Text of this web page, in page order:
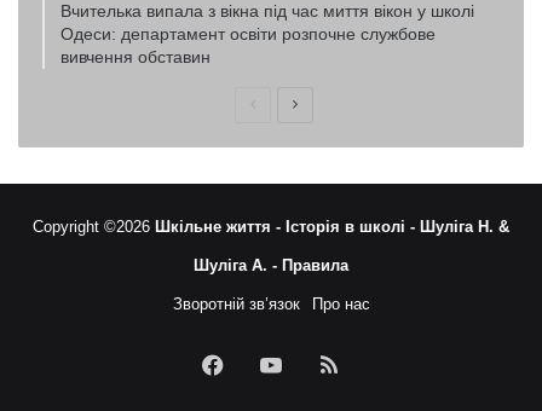
Вчителька випала з вікна під час миття вікон у школі
Одеси: департамент освіти розпочне службове
вивчення обставин
ПопередняНаступна
Copyright ©2026 Шкільне життя - Історія в школі - Шуліга Н. &
Шуліга А. - Правила
Зворотній зв’язок Про нас
FacebookYouTubeRSS